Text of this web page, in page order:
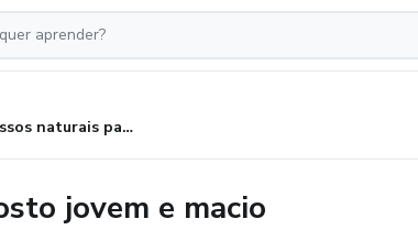
10 Passos naturais para ter um rosto jovem e macio
jovem e macio